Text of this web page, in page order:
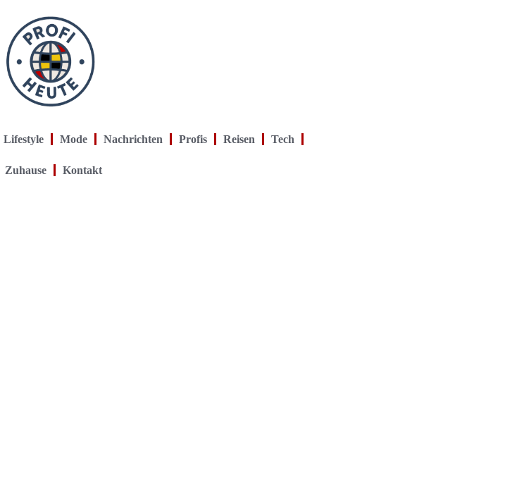
Lifestyle Mode Nachrichten Profis Reisen Tech
Zuhause Kontakt